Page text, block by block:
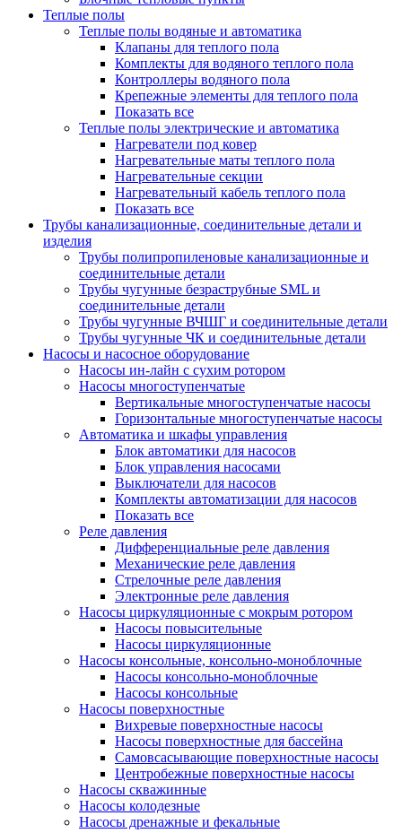
Теплые полы
Теплые полы водяные и автоматика
Клапаны для теплого пола
Комплекты для водяного теплого пола
Контроллеры водяного пола
Крепежные элементы для теплого пола
Показать все
Теплые полы электрические и автоматика
Нагреватели под ковер
Нагревательные маты теплого пола
Нагревательные секции
Нагревательный кабель теплого пола
Показать все
Трубы канализационные, соединительные детали и
изделия
Трубы полипропиленовые канализационные и
соединительные детали
Трубы чугунные безраструбные SML и
соединительные детали
Трубы чугунные ВЧШГ и соединительные детали
Трубы чугунные ЧК и соединительные детали
Насосы и насосное оборудование
Насосы ин-лайн с сухим ротором
Насосы многоступенчатые
Вертикальные многоступенчатые насосы
Горизонтальные многоступенчатые насосы
Автоматика и шкафы управления
Блок автоматики для насосов
Блок управления насосами
Выключатели для насосов
Комплекты автоматизации для насосов
Показать все
Реле давления
Дифференциальные реле давления
Механические реле давления
Стрелочные реле давления
Электронные реле давления
Насосы циркуляционные с мокрым ротором
Насосы повысительные
Насосы циркуляционные
Насосы консольные, консольно-моноблочные
Насосы консольно-моноблочные
Насосы консольные
Насосы поверхностные
Вихревые поверхностные насосы
Насосы поверхностные для бассейна
Самовсасывающие поверхностные насосы
Центробежные поверхностные насосы
Насосы скважинные
Насосы колодезные
Насосы дренажные и фекальные